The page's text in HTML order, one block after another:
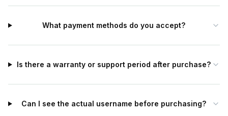
What payment methods do you accept?
Is there a warranty or support period after purchase?
Can I see the actual username before purchasing?